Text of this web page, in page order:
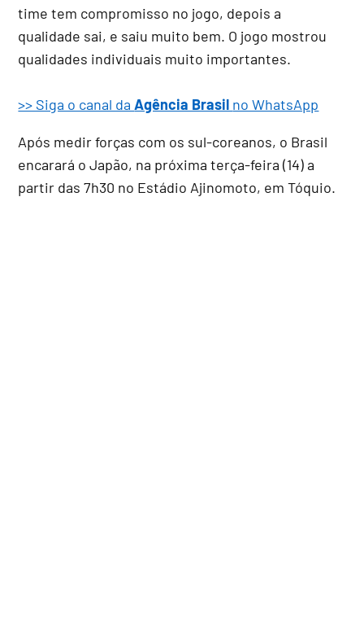
time tem compromisso no jogo, depois a
qualidade sai, e saiu muito bem. O jogo mostrou
qualidades individuais muito importantes.
>> Siga o canal daAgência Brasil no WhatsApp
Após medir forças com os sul-coreanos, o Brasil
encarará o Japão, na próxima terça-feira (14) a
partir das 7h30 no Estádio Ajinomoto, em Tóquio.